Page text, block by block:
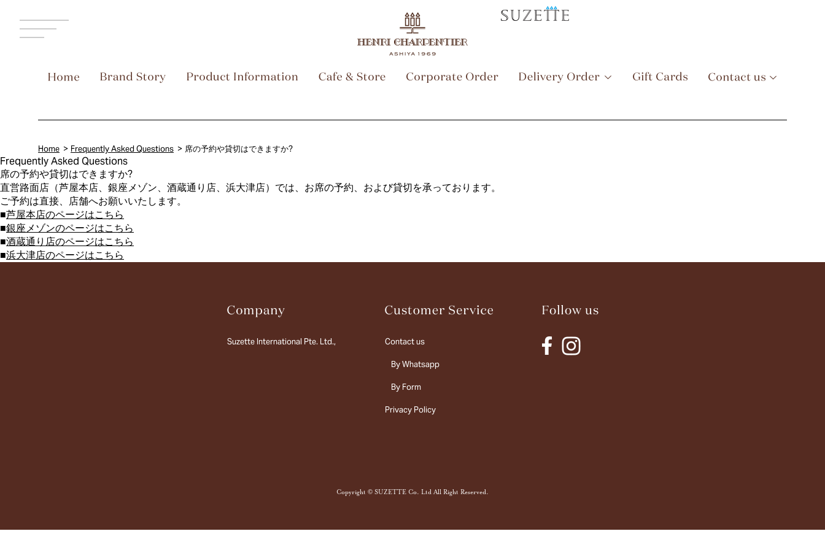
Home Frequently Asked Questions 席の予約や貸切はできますか?
Frequently Asked Questions
席の予約や貸切はできますか?
直営路面店（芦屋本店、銀座メゾン、酒蔵通り店、浜大津店）では、お席の予約、および貸切を承っております。
ご予約は直接、店舗へお願いいたします。
■芦屋本店のページはこちら
■銀座メゾンのページはこちら
■酒蔵通り店のページはこちら
■浜大津店のページはこちら
Suzette International Pte. Ltd., Contact us
By Whatsapp
By Form
Privacy Policy
Copyright © SUZETTE Co. Ltd All Right Reserved.